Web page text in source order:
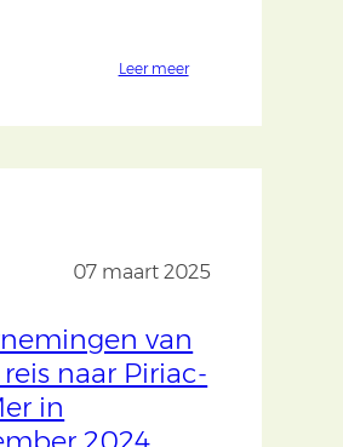
Leer meer
07 maart 2025
van
naar Piriac-
in